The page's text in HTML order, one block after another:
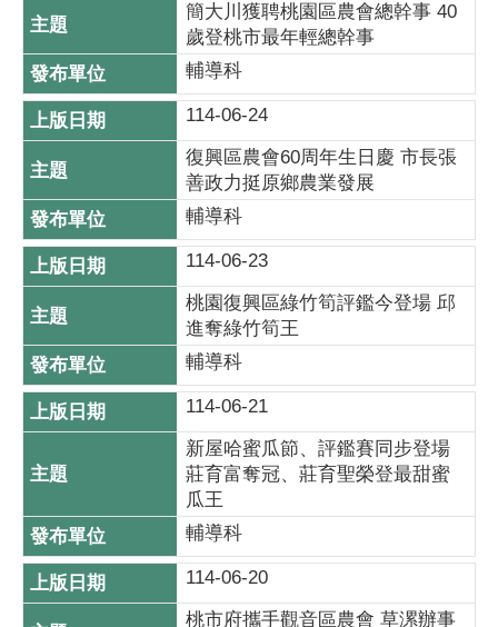
簡大川獲聘桃園區農會總幹事 40
歲登桃市最年輕總幹事
輔導科
114-06-24
復興區農會60周年生日慶 市長張
善政力挺原鄉農業發展
輔導科
114-06-23
桃園復興區綠竹筍評鑑今登場 邱
進奪綠竹筍王
輔導科
114-06-21
新屋哈蜜瓜節、評鑑賽同步登場
莊育富奪冠、莊育聖榮登最甜蜜
瓜王
輔導科
114-06-20
桃市府攜手觀音區農會 草漯辦事